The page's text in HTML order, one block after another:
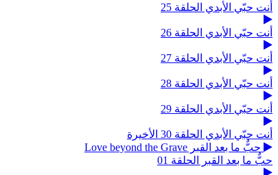
أنت حبّي الأبدي الحلقة 25
أنت حبّي الأبدي الحلقة 26
أنت حبّي الأبدي الحلقة 27
أنت حبّي الأبدي الحلقة 28
أنت حبّي الأبدي الحلقة 29
أنت حبّي الأبدي الحلقة 30 الأخيرة
حبٌّ ما بعد القبر Love beyond the Grave
حبٌّ ما بعد القبر الحلقة 01